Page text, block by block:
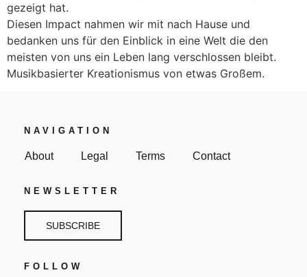
gezeigt hat.
Diesen Impact nahmen wir mit nach Hause und
bedanken uns für den Einblick in eine Welt die den
meisten von uns ein Leben lang verschlossen bleibt.
Musikbasierter Kreationismus von etwas Großem.
NAVIGATION
About Legal Terms Contact
NEWSLETTER
SUBSCRIBE
FOLLOW